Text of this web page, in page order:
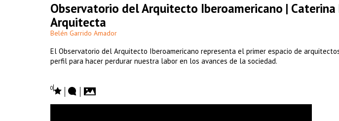
Observatorio del Arquitecto Iberoamericano |
Arquitecta
Belén Garrido Amador
El Observatorio del Arquitecto Iberoamericano representa el primer espacio de
perfil para hacer perdurar nuestra labor en los avances de la sociedad.
0